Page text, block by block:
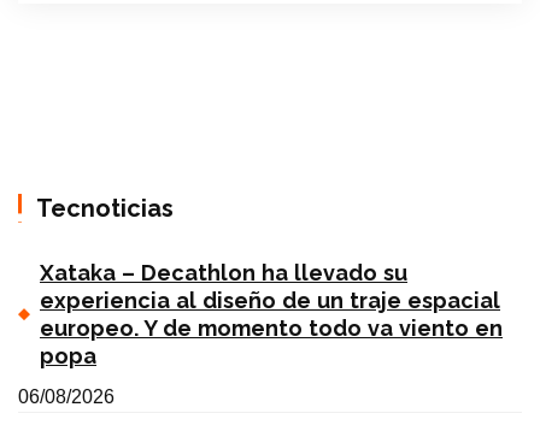
Tecnoticias
Xataka – Decathlon ha llevado su
experiencia al diseño de un traje espacial
europeo. Y de momento todo va viento en
popa
06/08/2026